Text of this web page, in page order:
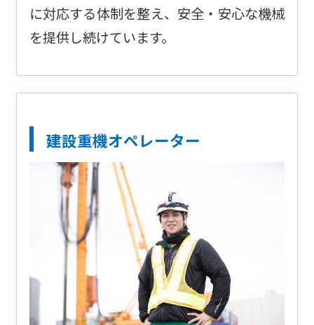
に対応する体制を整え、安全・安心な機械
を提供し続けています。
建設重機オペレーター